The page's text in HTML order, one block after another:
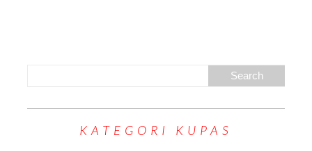
KATEGORI KUPAS